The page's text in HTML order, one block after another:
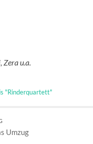
Zera u.a.
"Rinderquartett"
Umzug